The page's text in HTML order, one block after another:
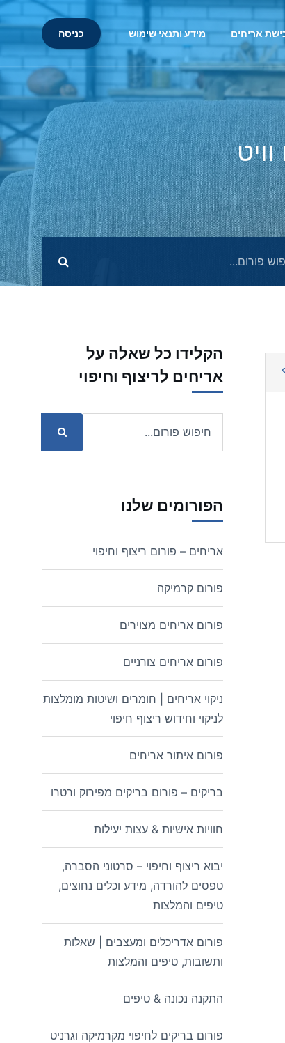
אריחים מידע ותנאי שימוש כניסה
הקלידו כל שאלה על
אריחים לריצוף וחיפוי
הפורומים שלנו
אריחים – פורום ריצוף וחיפוי
פורום קרמיקה
פורום אריחים מצוירים
פורום אריחים צורניים
ניקוי אריחים | חומרים ושיטות מומלצות
לניקוי וחידוש ריצוף חיפוי
פורום איתור אריחים
בריקים – פורום בריקים מפירוק ורטרו
חוויות אישיות & עצות יעילות
יבוא ריצוף וחיפוי – סרטוני הסברה,
טפסים להורדה, מידע וכלים נחוצים,
טיפים והמלצות
פורום אדריכלים ומעצבים | שאלות
ותשובות, טיפים והמלצות
התקנה נכונה & טיפים
פורום בריקים לחיפוי מקרמיקה וגרניט